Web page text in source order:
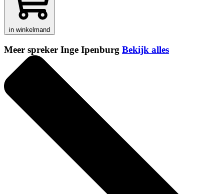
in winkelmand
Meer spreker Inge Ipenburg Bekijk alles